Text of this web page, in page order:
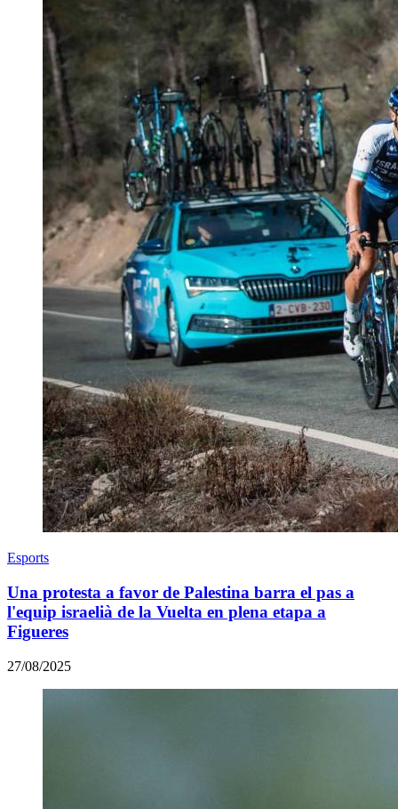
Esports
Una protesta a favor de Palestina barra el pas a
l'equip israelià de la Vuelta en plena etapa a
Figueres
27/08/2025